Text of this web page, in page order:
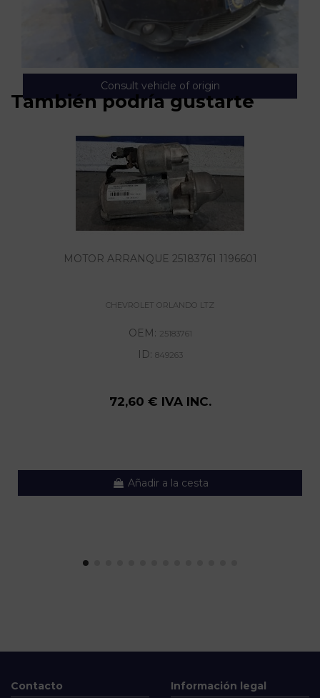
Consult vehicle of origin
También podría gustarte
MOTOR ARRANQUE 25183761 1196601
CHEVROLET ORLANDO LTZ
OEM: 25183761
ID: 849263
72,60 € IVA INC.
Añadir a la cesta
Contacto Información legal